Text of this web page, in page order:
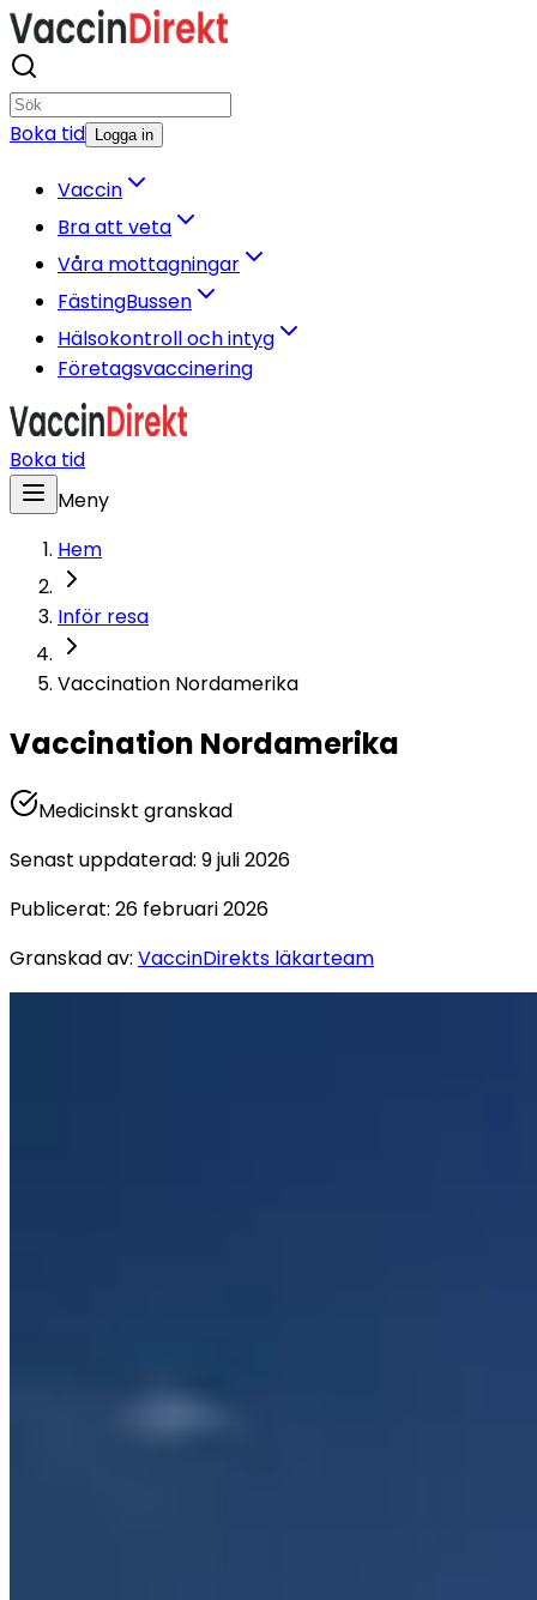
Boka tid Logga in
Vaccin
Bra att veta
Våra mottagningar
FästingBussen
Hälsokontroll och intyg
Företagsvaccinering
Boka tid
Meny
Hem
Inför resa
Vaccination Nordamerika
Vaccination Nordamerika
Medicinskt granskad
Senast uppdaterad: 9 juli 2026
Publicerat: 26 februari 2026
Granskad av: VaccinDirekts läkarteam